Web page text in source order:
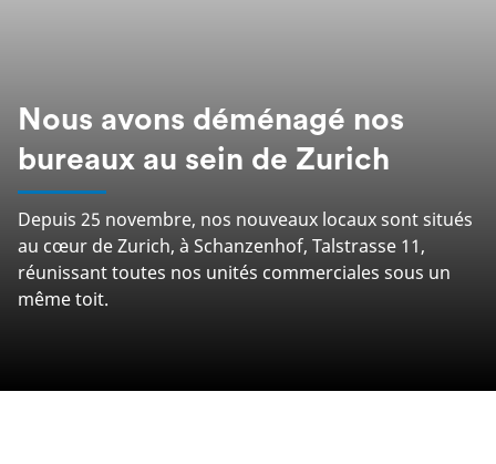
Nous avons déménagé nos
bureaux au sein de Zurich
Depuis 25 novembre, nos nouveaux locaux sont situés
au cœur de Zurich, à Schanzenhof, Talstrasse 11,
réunissant toutes nos unités commerciales sous un
même toit.